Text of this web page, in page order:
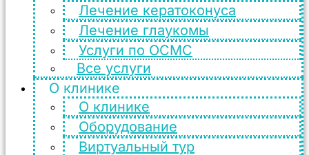
Лечение кератоконуса
Лечение глаукомы
Услуги по ОСМС
Все услуги
О клинике
О клинике
Оборудование
Виртуальный тур